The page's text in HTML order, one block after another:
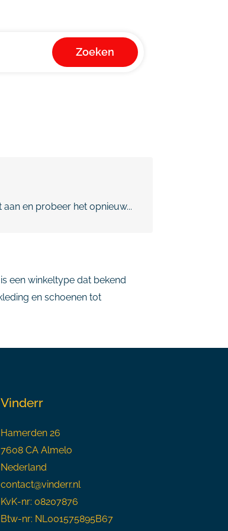
Zoeken
en probeer het opnieuw...
een winkeltype dat bekend
en schoenen tot
Vinderr
Hamerden 26
7608 CA Almelo
Nederland
contact@vinderr.nl
KvK-nr: 08207876
Btw-nr: NL001575895B67